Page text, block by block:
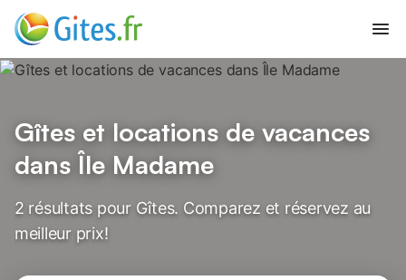
Gîtes et locations de vacances
dans Île Madame
2 résultats pour Gîtes. Comparez et réservez au
meilleur prix!